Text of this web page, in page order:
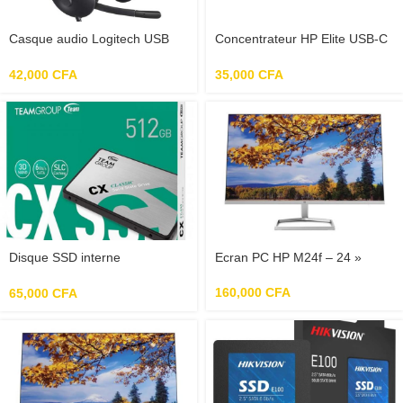
Casque audio Logitech USB
USB
42,000 CFA
Concentrateur HP Elite USB-C
charge avec ports HDMI USB-
35,000 CFA
Disque SSD interne
65,000 CFA
Ecran PC HP M24f – 24 »
160,000 CFA